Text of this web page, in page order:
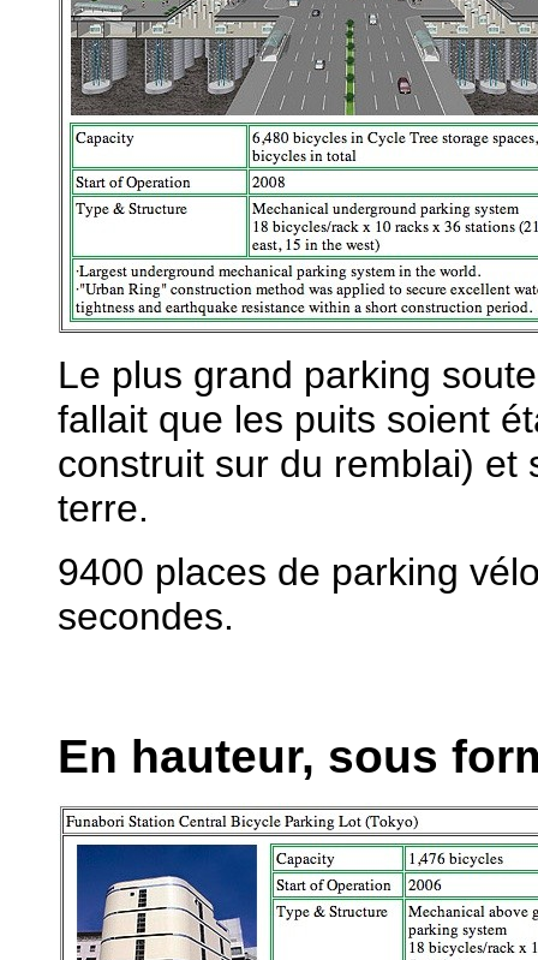
Le plus grand parking
fallait que les puits soient
construit sur du remblai) et
terre.
9400 places de parking
secondes.
En hauteur, sous